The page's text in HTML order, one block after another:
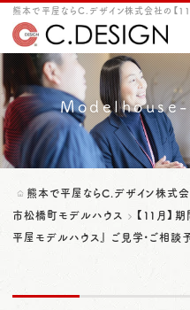
熊本で平屋ならC.デザイン株式
市松橋町モデルハウス
【11月】
平屋モデルハウス』 ご見学・ご相談